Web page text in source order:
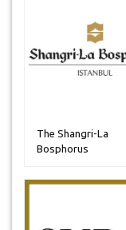
The Shangri-La
Bosphorus